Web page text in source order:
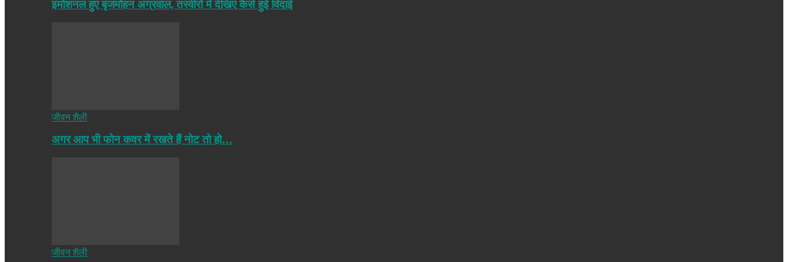
इमोशनल हुए बृजमोहन अग्रवाल, तस्वीरों में देखिए कैसे हुई विदाई
जीवन शैली
अगर आप भी फोन कवर में रखते हैं नोट तो हो…
जीवन शैली